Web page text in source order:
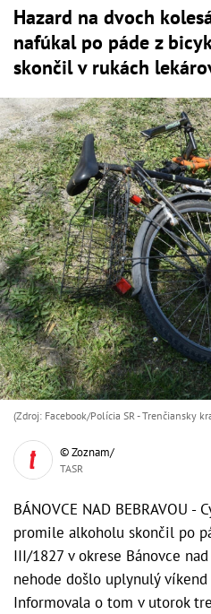
Hazard na dvoch
nafúkal po páde z
skončil v rukách
(Zdroj: Facebook/Polícia SR - Trenčiansky
© Zoznam/
TASR
BÁNOVCE NAD BEBRAVOU -
promile alkoholu skončil po
III/1827 v okrese Bánovce
nehode došlo uplynulý
Informovala o tom v utorok